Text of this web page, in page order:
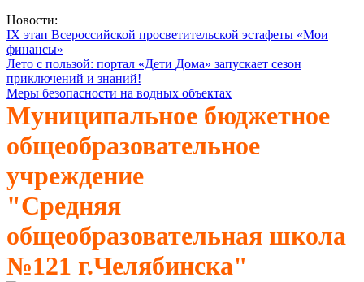
Новости:
IX этап Всероссийской просветительской эстафеты «Мои
финансы»
Лето с пользой: портал «Дети Дома» запускает сезон
приключений и знаний!
Меры безопасности на водных объектах
Муниципальное бюджетное
общеобразовательное
учреждение
"Средняя
общеобразовательная школа
№121 г.Челябинска"